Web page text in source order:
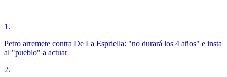
1 .
Petro arremete contra De La Espriella: "no durará los 4 años" e insta
al "pueblo" a actuar
2.